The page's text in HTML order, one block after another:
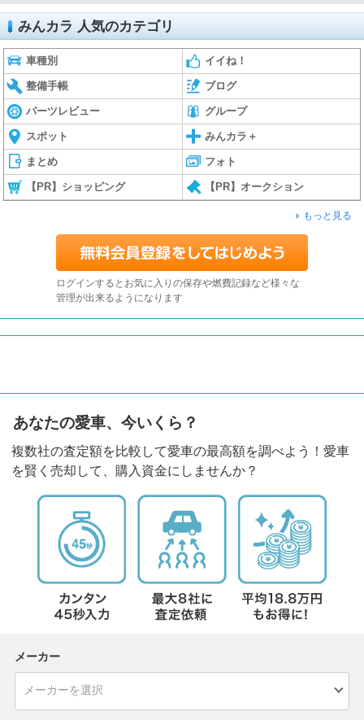
みんカラ 人気のカテゴリ
車種別 イイね！
整備手帳 ブログ
パーツレビュー グループ
スポット みんカラ＋
まとめ フォト
【PR】ショッピング 【PR】オークション
もっと見る
ログインするとお気に入りの保存や燃費記録など様々な
管理が出来るようになります
あなたの愛車、今いくら？
複数社の査定額を比較して愛車の最高額を調べよう！愛車
を賢く売却して、購入資金にしませんか？
メーカー